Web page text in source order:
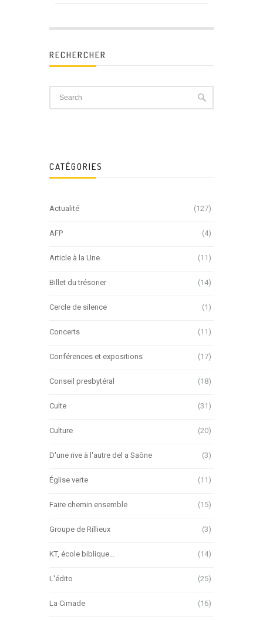
RECHERCHER
CATÉGORIES
Actualité (127)
AFP (4)
Article à la Une (11)
Billet du trésorier (14)
Cercle de silence (1)
Concerts (11)
Conférences et expositions (17)
Conseil presbytéral (18)
Culte (31)
Culture (20)
D'une rive à l'autre del a Saône (3)
Église verte (11)
Faire chemin ensemble (15)
Groupe de Rillieux (3)
KT, école biblique… (14)
L'édito (25)
La Cimade (16)